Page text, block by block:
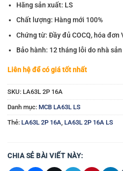
Hãng sản xuất: LS
Chất lượng: Hàng mới 100%
Chứng từ: Đầy đủ COCQ, hóa đơn
Bảo hành: 12 tháng lỗi do nhà
Liên hệ để có giá tốt nhất
SKU: LA63L 2P 16A
Danh mục: MCB LA63L LS
Thẻ: LA63L 2P 16A, LA63L 2P 16A LS
CHIA SẺ BÀI VIẾT NÀY: